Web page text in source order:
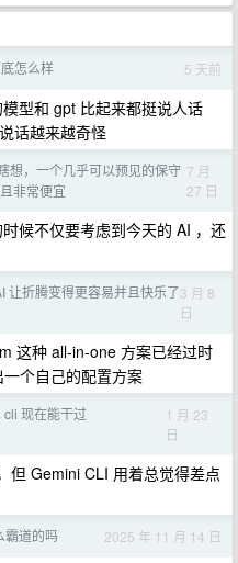
怎么样 5 天前
型和 gpt 比起来都挺说人话
话越来越奇怪
想，一个几乎可以预见的保守
非常便宜
7 月
27 日
候不仅要考虑到今天的 AI ，还
让折腾变得更容易并且快乐了3 月 8
日
这种 all-in-one 方案已经过时
个自己的配置方案
现在能干过
1 月 23
日
但 Gemini CLI 用着总觉得差点
霸道的吗 2025 年 11 月 14 日